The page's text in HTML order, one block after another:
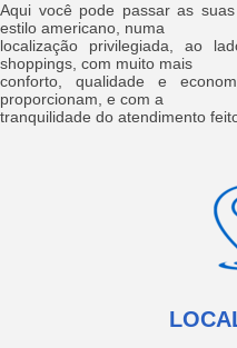
Aqui você pode passar as
estilo americano, numa
localização privilegiada, ao
shoppings, com muito mais
conforto, qualidade e
proporcionam, e com a
tranquilidade do atendimento